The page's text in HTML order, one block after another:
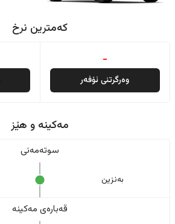
کەمترین نرخ
-
وەرگرتنی ئۆفەر
مەکینە و هێز
سوتەمەنی
بەنزین
قەبارەی مەکینە